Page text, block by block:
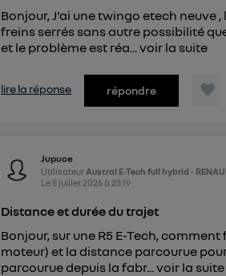
Bonjour, J'ai une twingo etech
freins serrés sans autre possibilité
et le problème est réa...voir la suite
lire la réponse répondre
Jupuce
Utilisateur Austral E-Tech full hybrid -
Le 5 juillet 2026à 23:19
Distance et durée du trajet
Bonjour, sur une R5 E-Tech,
moteur) et la distance parcourue
parcourue depuis la fabr...voir la suite